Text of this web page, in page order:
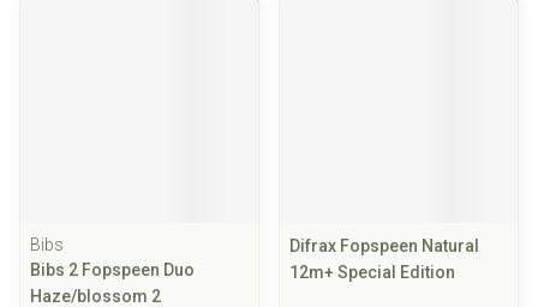
Bibs
Bibs 2 Fopspeen Duo
Haze/blossom 2
Difrax Fopspeen Natural
12m+ Special Edition